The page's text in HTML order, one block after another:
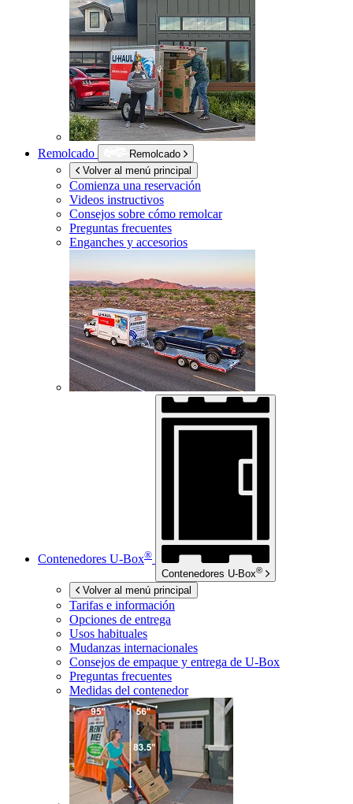
Remolcado
Remolcado
Volver al menú principal
Comienza una reservación
Videos instructivos
Consejos sobre cómo remolcar
Preguntas frecuentes
Enganches y accesorios
Contenedores U-Box®
Contenedores U-Box®
Volver al menú principal
Tarifas e información
Opciones de entrega
Usos habituales
Mudanzas internacionales
Consejos de empaque y entrega de U-Box
Preguntas frecuentes
Medidas del contenedor